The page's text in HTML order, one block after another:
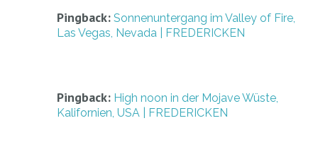
Pingback: Sonnenuntergang im Valley of Fire,
Las Vegas, Nevada | FREDERICKEN
Pingback: High noon in der Mojave Wüste,
Kalifornien, USA | FREDERICKEN